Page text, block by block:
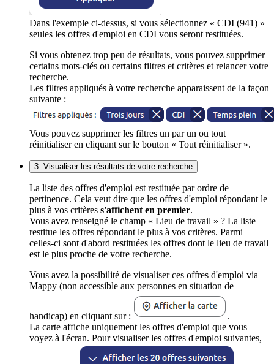
Dans l'exemple ci-dessus, si vous sélectionnez « CDI (941) »
seules les offres d'emploi en CDI vous seront restituées.
Si vous obtenez trop peu de résultats, vous pouvez supprimer
certains mots-clés ou certains filtres et critères et relancer votre
recherche.
Les filtres appliqués à votre recherche apparaissent de la façon
suivante :
Vous pouvez supprimer les filtres un par un ou tout
réinitialiser en cliquant sur le bouton « Tout réinitialiser ».
3. Visualiser les résultats de votre recherche
La liste des offres d'emploi est restituée par ordre de
pertinence. Cela veut dire que les offres d'emploi répondant le
plus à vos critères s'affichent en premier.
Vous avez renseigné le champ « Lieu de travail » ? La liste
restitue les offres répondant le plus à vos critères. Parmi
celles-ci sont d'abord restituées les offres dont le lieu de travail
est le plus proche de votre recherche.
Vous avez la possibilité de visualiser ces offres d'emploi via
Mappy (non accessible aux personnes en situation de
handicap) en cliquant sur :
.
La carte affiche uniquement les offres d'emploi que vous
voyez à l'écran. Pour visualiser les offres d'emploi suivantes,